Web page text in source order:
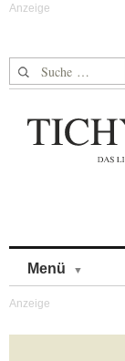
Suche nach:
Menü